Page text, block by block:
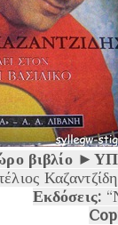
βιβλίο ►
Εκδόσεις: